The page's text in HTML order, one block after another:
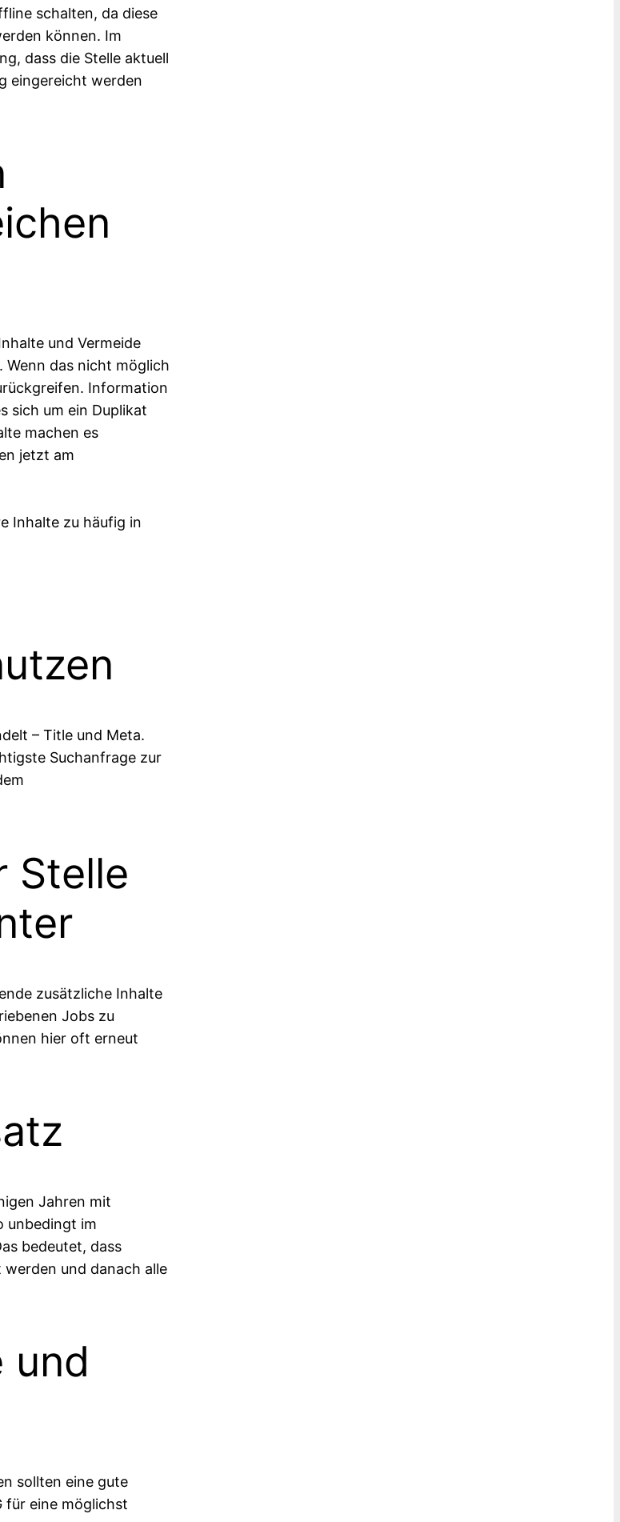
schalten, da diese
können. Im
dass die Stelle aktuell
eingereicht werden
und Vermeide
Wenn das nicht möglich
Information
sich um ein Duplikat
machen es
jetzt am
Inhalte zu häufig in
– Title und Meta.
Suchanfrage zur
Stelle
zusätzliche Inhalte
Jobs zu
hier oft erneut
Jahren mit
unbedingt im
bedeutet, dass
und danach alle
und
sollten eine gute
für eine möglichst